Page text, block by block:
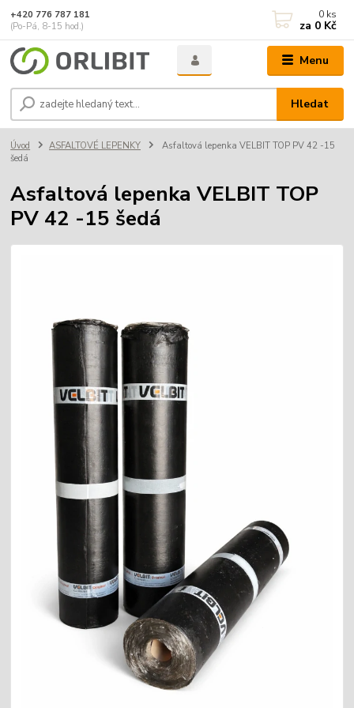
Menu
Hledat
+420 776 787 181
(Po-Pá, 8-15 hod.)
0 ks
za 0 Kč
Úvod ASFALTOVÉ LEPENKY
Asfaltová lepenka VELBIT TOP PV 42 -15
šedá
Asfaltová lepenka VELBIT TOP
PV 42 -15 šedá